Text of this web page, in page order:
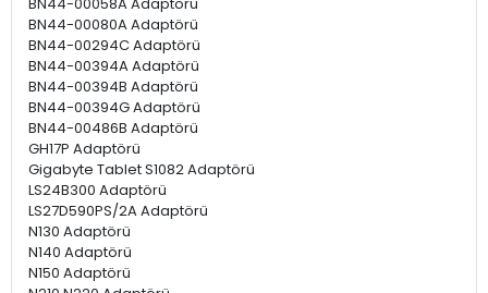
BN44-00058A Adaptörü
BN44-00080A Adaptörü
BN44-00294C Adaptörü
BN44-00394A Adaptörü
BN44-00394B Adaptörü
BN44-00394G Adaptörü
BN44-00486B Adaptörü
GH17P Adaptörü
Gigabyte Tablet S1082 Adaptörü
LS24B300 Adaptörü
LS27D590PS/2A Adaptörü
N130 Adaptörü
N140 Adaptörü
N150 Adaptörü